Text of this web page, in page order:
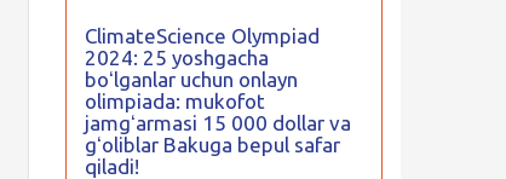
ClimateScience Olympiad
2024: 25 yoshgacha
boʻlganlar uchun onlayn
olimpiada: mukofot
jamgʻarmasi 15 000 dollar va
gʻoliblar Bakuga bepul safar
qiladi!